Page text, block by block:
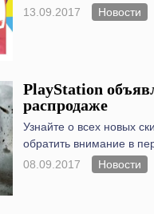
13.09.2017
Новости
PlayStation
распродаже
Узнайте о всех новых
обратить внимание в
08.09.2017
Новости